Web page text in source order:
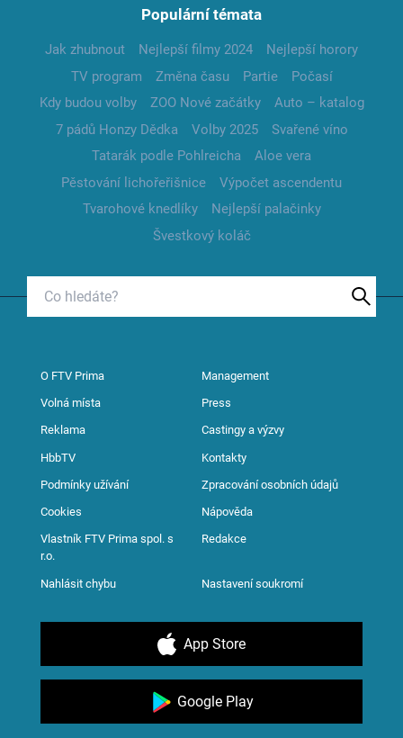
Populární témata
Jak zhubnout Nejlepší filmy 2024
Nejlepší horory
TV program
Změna času Partie
Počasí
Kdy budou volby
ZOO Nové začátky
Auto – katalog
7 pádů Honzy Dědka
Volby 2025
Svařené víno
Tatarák podle Pohlreicha
Aloe vera
Pěstování lichořeřišnice
Výpočet ascendentu
Tvarohové knedlíky
Nejlepší palačinky
Švestkový koláč
O FTV Prima Management
Volná místa Press
Reklama Castingy a výzvy
HbbTV Kontakty
Podmínky užívání Zpracování osobních údajů
Cookies Nápověda
Vlastník FTV Prima spol. s
r.o.
Redakce
Nahlásit chybu Nastavení soukromí
App Store
Google Play